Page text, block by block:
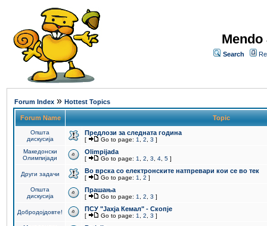
Search
Forum Index » Hottest Topics
Forum Name Topic
Општа
дискусија
Предлози за следната година
[ Go to page: 1 2 3 ]
Македонски
Олимпијади
Olimpijada
[ Go to page: 1 2 3 4 5 ]
Други задачи Во врска со електронските натпревари кои се во тек
[ Go to page: 1 2 ]
Општа
дискусија
Прашања
[ Go to page: 1 2 3 ]
Добродојдовте! ПCУ "Јахја Кемал" - Скопје
[ Go to page: 1 2 3 ]